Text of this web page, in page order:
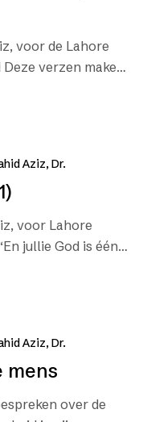
voor de Lahore
Deze verzen maken
Aziz, Dr.
voor Lahore
jullie God is één
Aziz, Dr.
mens
over de